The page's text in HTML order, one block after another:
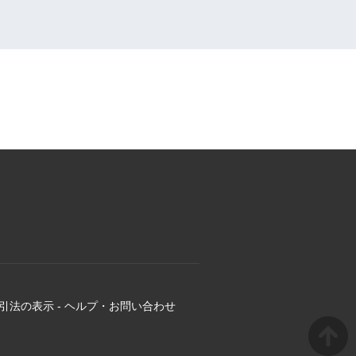
法の表示 - ヘルプ・お問い合わせ